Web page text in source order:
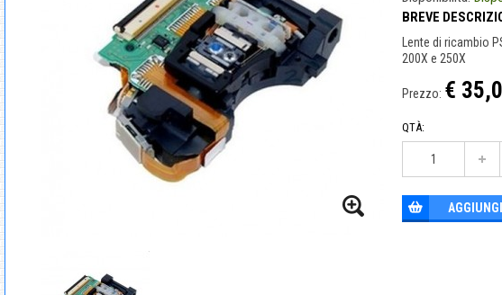
BREVE
Lente di ricambio
200X e 250X
Prezzo: €
QTÀ: